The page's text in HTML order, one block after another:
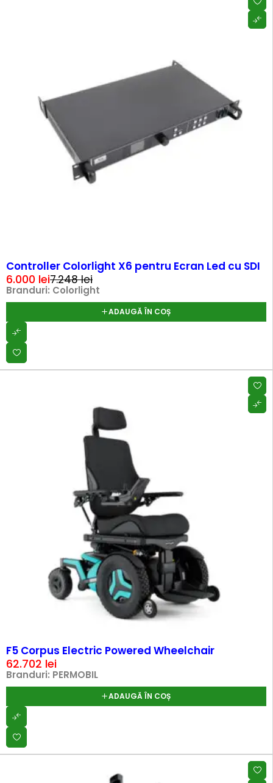
HOT
Controller Colorlight X6 pentru Ecran Led cu SDI
7.248lei
6.000 lei
Branduri: Colorlight
ADAUGĂ ÎN COȘ
F5 Corpus Electric Powered Wheelchair
62.702 lei
Branduri: PERMOBIL
ADAUGĂ ÎN COȘ